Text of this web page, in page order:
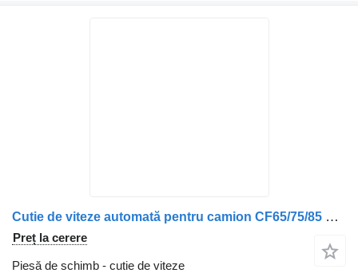
Cutie de viteze automată pentru camion CF65/75/85 XF95 pentru camion DAF CF65, CF75, CF85, XF95
Preț la cerere
Piesă de schimb - cutie de viteze